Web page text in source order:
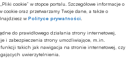
cookie” w stopce portalu. Szczegółowe informacje o
oraz przetwarzamy Twoje dane, a także o
wPolityce prywatności
do prawidłowego działania strony internetowej,
i zabezpieczenia strony umożliwiające, m.in.
funkcji takich jak nawigacja na stronie internetowej, czy
uwierzytelnienia.
są zalety fazy Discovery?
FINANSOWEGO
leasingowa o inwestycjach w